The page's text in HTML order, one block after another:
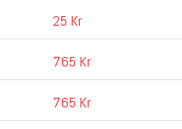
25 Kr
765 Kr
765 Kr